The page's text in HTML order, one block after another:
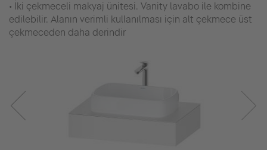
• İki çekmeceli makyaj ünitesi. Vanity lavabo ile kombine
edilebilir. Alanın verimli kullanılması için alt çekmece üst
çekmeceden daha derindir